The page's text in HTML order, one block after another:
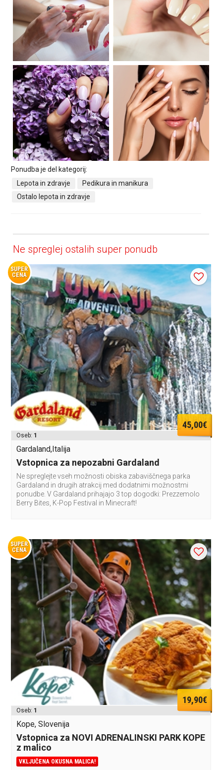
Ponudba je del kategorij:
Lepota in zdravje
Pedikura in manikura
Ostalo lepota in zdravje
Ne spreglej ostalih super ponudb
SUPER
CENA
45,00€
Oseb: 1
Gardaland,Italija
Vstopnica za nepozabni Gardaland
Ne spreglejte vseh možnosti obiska zabaviščnega parka
Gardaland in drugih atrakcij med dodatnimi možnostmi
ponudbe. V Gardaland prihajajo 3 top dogodki: Prezzemolo
Berry Bites, K-Pop Festival in Minecraft!
SUPER
CENA
19,90€
Oseb: 1
Kope, Slovenija
Vstopnica za NOVI ADRENALINSKI PARK KOPE
z malico
VKLJUČENA OKUSNA MALICA!